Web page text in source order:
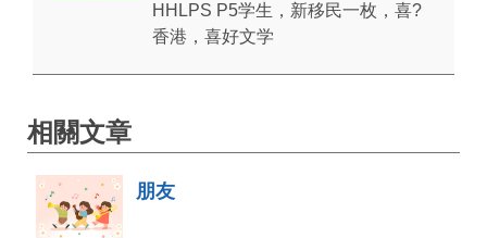
HHLPS P5学生，新移民一枚，喜?
香港，喜好文学
相關文章
朋友